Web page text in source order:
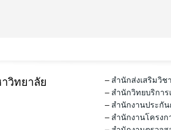
วิทยาลัย – สำนักส่งเสริมวิช
– สำนักวิทยบริกา
– สำนักงานประกั
– สำนักงานโครงก